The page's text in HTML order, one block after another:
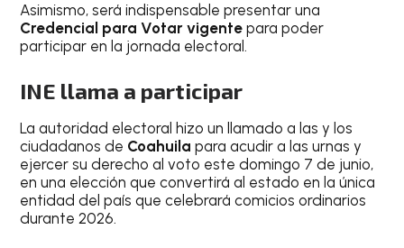
Asimismo, será indispensable presentar una
Credencial para Votar vigente para poder
participar en la jornada electoral.
INE llama a participar
La autoridad electoral hizo un llamado a las y los
ciudadanos de Coahuila para acudir a las urnas y
ejercer su derecho al voto este domingo 7 de junio,
en una elección que convertirá al estado en la única
entidad del país que celebrará comicios ordinarios
durante 2026.